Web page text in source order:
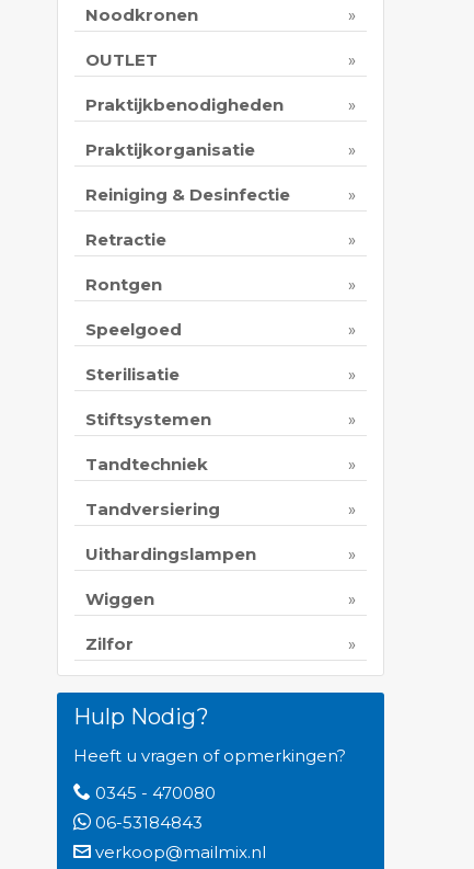
Noodkronen
OUTLET
Praktijkbenodigheden
Praktijkorganisatie
Reiniging & Desinfectie
Retractie
Rontgen
Speelgoed
Sterilisatie
Stiftsystemen
Tandtechniek
Tandversiering
Uithardingslampen
Wiggen
Zilfor
Hulp Nodig?
Heeft u vragen of opmerkingen?
0345 - 470080
06-53184843
verkoop@mailmix.nl